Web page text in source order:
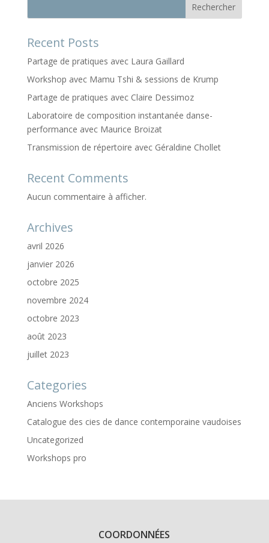
Rechercher
Recent Posts
Partage de pratiques avec Laura Gaillard
Workshop avec Mamu Tshi & sessions de Krump
Partage de pratiques avec Claire Dessimoz
Laboratoire de composition instantanée danse-
performance avec Maurice Broizat
Transmission de répertoire avec Géraldine Chollet
Recent Comments
Aucun commentaire à afficher.
Archives
avril 2026
janvier 2026
octobre 2025
novembre 2024
octobre 2023
août 2023
juillet 2023
Categories
Anciens Workshops
Catalogue des cies de dance contemporaine vaudoises
Uncategorized
Workshops pro
COORDONNÉES